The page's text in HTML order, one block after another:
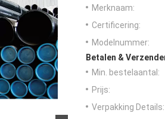
Merknaam:
Certificering:
Modelnummer:
Betalen &
Min. bestelaantal:
Prijs:
Verpakking Details: